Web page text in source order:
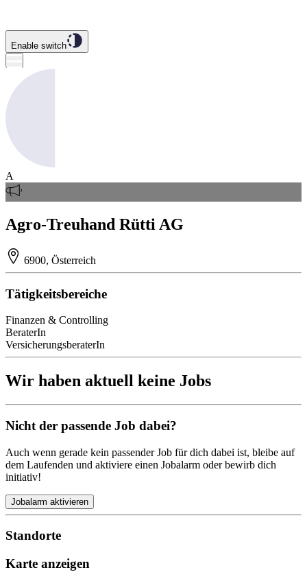
Enable switch
A
Agro-Treuhand Rütti AG
6900, Österreich
Tätigkeitsbereiche
Finanzen & Controlling
BeraterIn
VersicherungsberaterIn
Wir haben aktuell keine Jobs
Nicht der passende Job dabei?
Auch wenn gerade kein passender Job für dich dabei ist, bleibe auf
dem Laufenden und aktiviere einen Jobalarm oder bewirb dich
initiativ!
Jobalarm aktivieren
Standorte
Karte anzeigen